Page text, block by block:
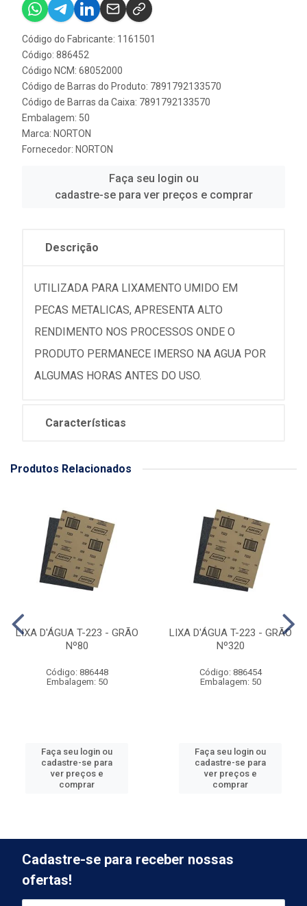
Código do Fabricante: 1161501
Código: 886452
Código NCM: 68052000
Código de Barras do Produto: 7891792133570
Código de Barras da Caixa: 7891792133570
Embalagem: 50
Marca: NORTON
Fornecedor: NORTON
Faça seu login ou
cadastre-se para ver preços e comprar
Descrição
UTILIZADA PARA LIXAMENTO UMIDO EM
PECAS METALICAS, APRESENTA ALTO
RENDIMENTO NOS PROCESSOS ONDE O
PRODUTO PERMANECE IMERSO NA AGUA POR
ALGUMAS HORAS ANTES DO USO.
Características
Produtos Relacionados
LIXA D'ÁGUA T-223 - GRÃO
Nº80
Código: 886448
Embalagem: 50
Faça seu login ou
cadastre-se para
ver preços e
comprar
LIXA D'ÁGUA T-223 - GRÃO
Nº320
Código: 886454
Embalagem: 50
Faça seu login ou
cadastre-se para
ver preços e
comprar
Cadastre-se para receber nossas
ofertas!